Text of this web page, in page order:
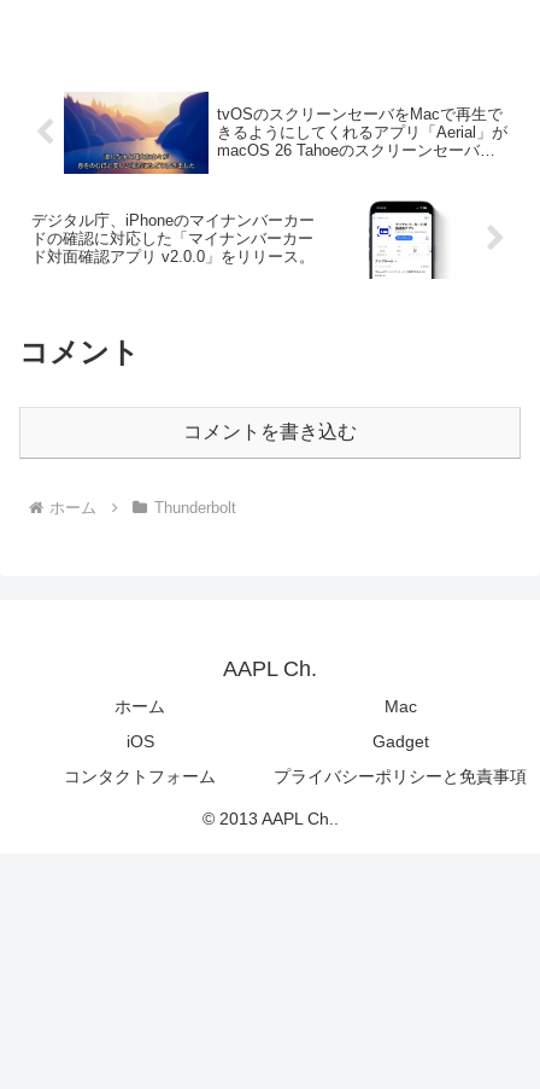
tvOSのスクリーンセーバをMacで再生で
きるようにしてくれるアプリ「Aerial」が
macOS 26 Tahoeのスクリーンセーバに
デジタル庁、iPhoneのマイナンバーカー
ドの確認に対応した「マイナンバーカー
ド対面確認アプリ v2.0.0」をリリース。
コメント
コメントを書き込む
ホーム Thunderbolt
AAPL Ch.
ホーム
Mac
iOS
Gadget
コンタクトフォーム
プライバシーポリシーと免責事項
© 2013 AAPL Ch..